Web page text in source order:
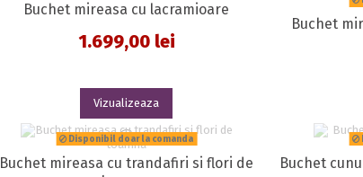
Buchet mireasa cu lacramioare
1.699,00 lei
Vizualizeaza
Buchet
Disponibil doar la comanda
Buchet mireasa cu trandafiri si flori de
Buchet